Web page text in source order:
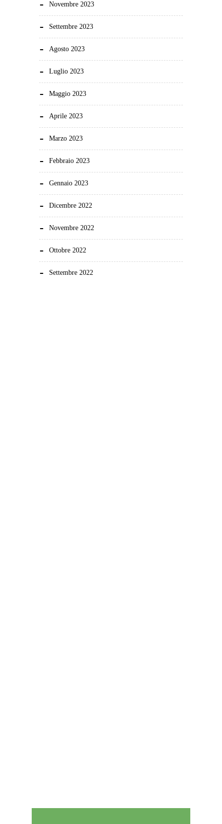
Novembre 2023
Settembre 2023
Agosto 2023
Luglio 2023
Maggio 2023
Aprile 2023
Marzo 2023
Febbraio 2023
Gennaio 2023
Dicembre 2022
Novembre 2022
Ottobre 2022
Settembre 2022